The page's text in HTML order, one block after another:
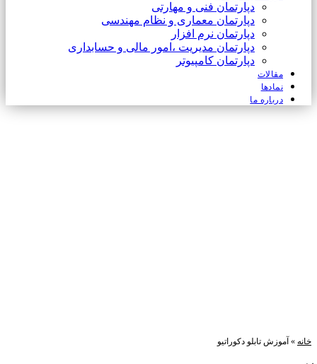
دپارتمان فنی و مهارتی
دپارتمان معماری و نظام مهندسی
دپارتمان نرم افزار
دپارتمان مدیریت ،امور مالی و حسابداری
دپارتمان کامپیوتر
مقالات
نمادها
درباره ما
خانه » آموزش تابلو دکوراتیو